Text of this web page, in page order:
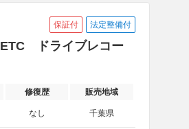
保証付 法定整備付
ETC ドライブレコー
修復歴 販売地域
なし 千葉県